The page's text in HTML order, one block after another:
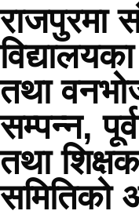
राजपुरमा
तथा
सम्पन्न,
तथा
समितिको